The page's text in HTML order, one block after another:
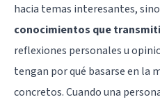
hacia temas interesantes, sino
conocimientos que
reflexiones personales u
tengan por qué basarse en la
concretos. Cuando una